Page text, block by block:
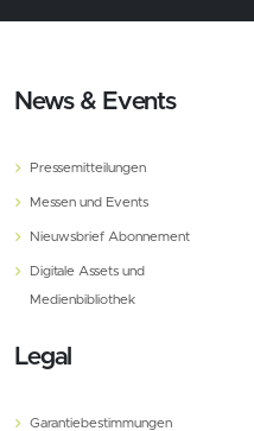
News & Events
Pressemitteilungen
Messen und Events
Nieuwsbrief Abonnement
Digitale Assets und
Medienbibliothek
Legal
Garantiebestimmungen